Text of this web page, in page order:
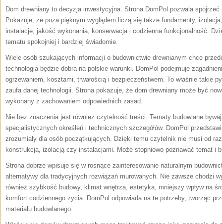
Dom drewniany to decyzja inwestycyjna. Strona DomPol pozwala
Pokazuje, że poza pięknym wyglądem liczą się także fundamenty,
instalacje, jakość wykonania, konserwacja i codzienna funkcjonalność.
tematu spokojniej i bardziej świadomie.
Wiele osób szukających informacji o budownictwie drewnianym chce
technologia będzie dobra na polskie warunki. DomPol podejmuje
ogrzewaniem, kosztami, trwałością i bezpieczeństwem. To właśnie takie
zaufa danej technologii. Strona pokazuje, że dom drewniany może być
wykonany z zachowaniem odpowiednich zasad.
Nie bez znaczenia jest również czytelność treści. Tematy budowlane
specjalistycznych określeń i technicznych szczegółów. DomPol
zrozumiały dla osób początkujących. Dzięki temu czytelnik nie musi od
konstrukcją, izolacją czy instalacjami. Może stopniowo poznawać temat i
Strona dobrze wpisuje się w rosnące zainteresowanie naturalnym
alternatywy dla tradycyjnych rozwiązań murowanych. Nie zawsze chodzi
również szybkość budowy, klimat wnętrza, estetyka, mniejszy wpływ na
komfort codziennego życia. DomPol odpowiada na te potrzeby, tworząc
materiału budowlanego.